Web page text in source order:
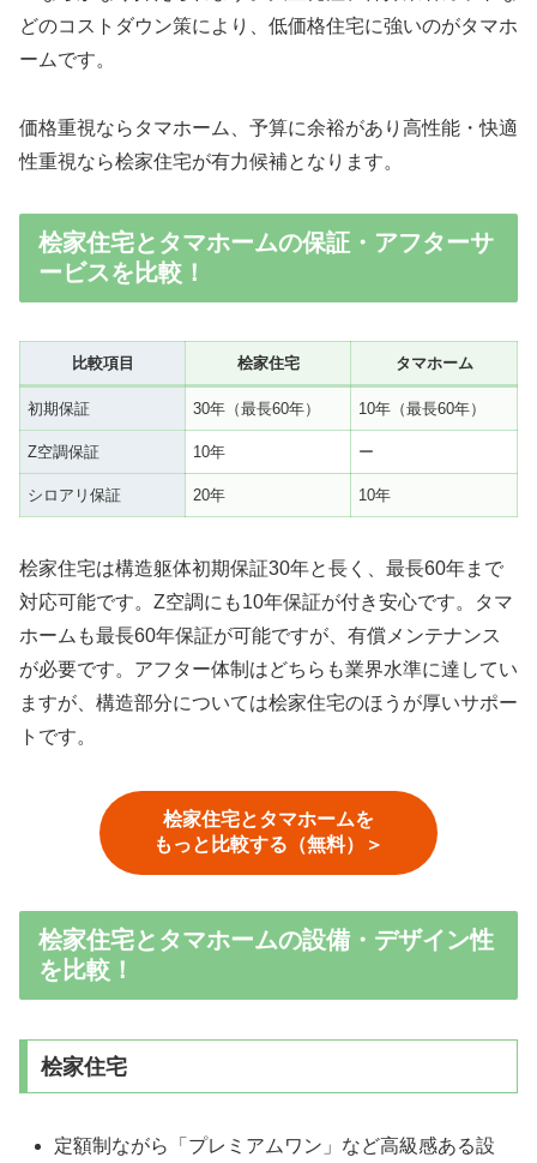
どのコストダウン策により、低価格住宅に強いのがタマホ
ームです。
価格重視ならタマホーム、予算に余裕があり高性能・快適
性重視なら桧家住宅が有力候補となります。
桧家住宅とタマホームの保証・アフターサ
ービスを比較！
比較項目 桧家住宅 タマホーム
初期保証 30年（最長60年） 10年（最長60年）
Z空調保証 10年 ー
シロアリ保証 20年 10年
桧家住宅は構造躯体初期保証30年と長く、最長60年まで
対応可能です。Z空調にも10年保証が付き安心です。タマ
ホームも最長60年保証が可能ですが、有償メンテナンス
が必要です。アフター体制はどちらも業界水準に達してい
ますが、構造部分については桧家住宅のほうが厚いサポー
トです。
桧家住宅とタマホームを
もっと比較する（無料）＞
桧家住宅とタマホームの設備・デザイン性
を比較！
桧家住宅
定額制ながら「プレミアムワン」など高級感ある設